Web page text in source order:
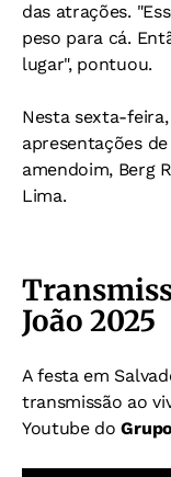
das atrações.
peso para cá.
lugar", pontuou.
Nesta sexta-
apresentações
amendoim, Berg
Lima.
João 2025
A festa em
transmissão ao
Youtube do